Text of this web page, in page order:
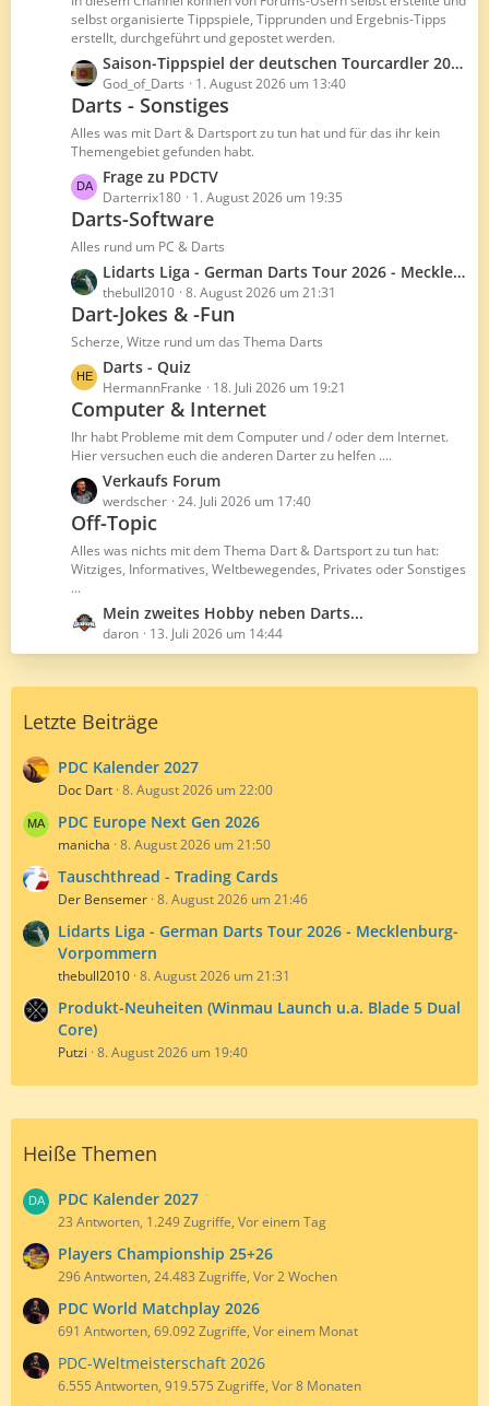
ä
g
e
t
e
B
e
i
t
r
ä
g
e
selbst organisierte Tippspiele, Tipprunden und Ergebnis-Tipps
erstellt, durchgeführt und gepostet werden.
L
e
t
z
t
e
B
e
i
r
ä
g
e
Saison-Tippspiel der deutschen Tourcardler 2026/27
God_of_Darts 1. August 2026 um 13:40
Darts - Sonstiges
Alles was mit Dart & Dartsport zu tun hat und für das ihr kein
Themengebiet gefunden habt.
L
e
t
z
e
B
i
t
r
ä
g
e
Frage zu PDCTV
Darterrix180 1. August 2026 um 19:35
Darts-Software
Alles rund um PC & Darts
L
e
t
z
e
B
i
r
ä
g
e
Lidarts Liga - German Darts Tour 2026 - Mecklenburg-Vorpommern
thebull2010 8. August 2026 um 21:31
Dart-Jokes & -Fun
Scherze, Witze rund um das Thema Darts
L
e
t
z
t
e
B
e
i
t
r
g
e
Darts - Quiz
HermannFranke 18. Juli 2026 um 19:21
Computer & Internet
Ihr habt Probleme mit dem Computer und / oder dem Internet.
Hier versuchen euch die anderen Darter zu helfen ....
L
e
t
z
t
e
B
e
i
ä
e
Verkaufs Forum
werdscher 24. Juli 2026 um 17:40
Off-Topic
Alles was nichts mit dem Thema Dart & Dartsport zu tun hat:
Witziges, Informatives, Weltbewegendes, Privates oder Sonstiges
...
L
e
t
e
e
i
r
ä
g
e
Mein zweites Hobby neben Darts...
daron 13. Juli 2026 um 14:44
Letzte Beiträge
PDC Kalender 2027
Doc Dart 8. August 2026 um 22:00
PDC Europe Next Gen 2026
manicha 8. August 2026 um 21:50
Tauschthread - Trading Cards
Der Bensemer 8. August 2026 um 21:46
Lidarts Liga - German Darts Tour 2026 - Mecklenburg-
Vorpommern
thebull2010 8. August 2026 um 21:31
Produkt-Neuheiten (Winmau Launch u.a. Blade 5 Dual
Core)
Putzi 8. August 2026 um 19:40
Heiße Themen
PDC Kalender 2027
23 Antworten, 1.249 Zugriffe, Vor einem Tag
Players Championship 25+26
296 Antworten, 24.483 Zugriffe, Vor 2 Wochen
PDC World Matchplay 2026
691 Antworten, 69.092 Zugriffe, Vor einem Monat
PDC-Weltmeisterschaft 2026
6.555 Antworten, 919.575 Zugriffe, Vor 8 Monaten